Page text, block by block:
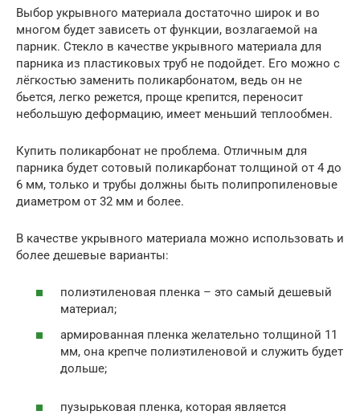
Выбор укрывного материала достаточно широк и во
многом будет зависеть от функции, возлагаемой на
парник. Стекло в качестве укрывного материала для
парника из пластиковых труб не подойдет. Его можно с
лёгкостью заменить поликарбонатом, ведь он не
бьется, легко режется, проще крепится, переносит
небольшую деформацию, имеет меньший теплообмен.
Купить поликарбонат не проблема. Отличным для
парника будет сотовый поликарбонат толщиной от 4 до
6 мм, только и трубы должны быть полипропиленовые
диаметром от 32 мм и более.
В качестве укрывного материала можно использовать и
более дешевые варианты:
полиэтиленовая пленка – это самый дешевый
материал;
армированная пленка желательно толщиной 11
мм, она крепче полиэтиленовой и служить будет
дольше;
пузырьковая пленка, которая является